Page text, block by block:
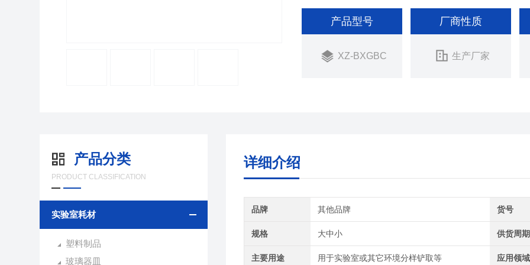
产品型号
XZ-BXGBC
厂商性质
生产厂家
产品分类
PRODUCT CLASSIFICATION
实验室耗材
塑料制品
玻璃器皿
详细介绍
品牌 其他品牌 货号
规格 大中小 供货周期
主要用途 用于实验室或其它环境分样铲取等 应用领域